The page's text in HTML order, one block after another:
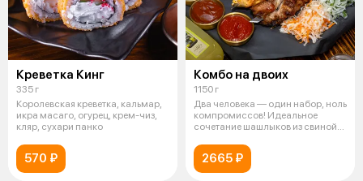
Креветка Кинг
335 г
Королевская креветка, кальмар,
икра масаго, огурец, крем-чиз,
кляр, сухари панко
570 ₽
Комбо на двоих
1150 г
Два человека — один набор, ноль
компромиссов! Идеальное
сочетание шашлыков из свиной
2665 ₽